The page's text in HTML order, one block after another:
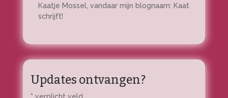
Kaatje Mossel, vandaar mijn blognaam: Kaat
schrijft!
Updates ontvangen?